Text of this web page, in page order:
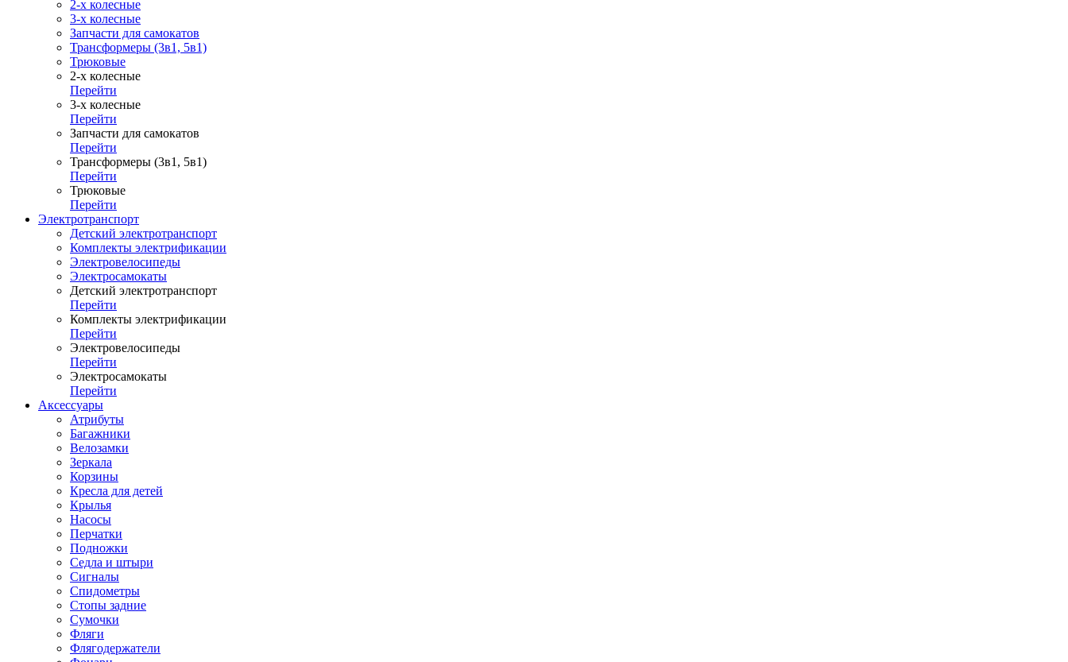
2-х колесные
3-х колесные
Запчасти для самокатов
Трансформеры (3в1, 5в1)
Трюковые
2-х колесные
Перейти
3-х колесные
Перейти
Запчасти для самокатов
Перейти
Трансформеры (3в1, 5в1)
Перейти
Трюковые
Перейти
Электротранспорт
Детский электротранспорт
Комплекты электрификации
Электровелосипеды
Электросамокаты
Детский электротранспорт
Перейти
Комплекты электрификации
Перейти
Электровелосипеды
Перейти
Электросамокаты
Перейти
Аксессуары
Атрибуты
Багажники
Велозамки
Зеркала
Корзины
Кресла для детей
Крылья
Насосы
Перчатки
Подножки
Седла и штыри
Сигналы
Спидометры
Стопы задние
Сумочки
Фляги
Флягодержатели